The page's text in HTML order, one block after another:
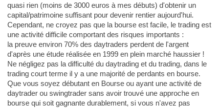
quasi rien (moins de 3000 euros à mes débuts) d'obtenir un
capital/patrimoine suffisant pour devenir rentier aujourd'hui.
Cependant, ne croyez pas que la bourse est facile, le trading est
une activité difficile comportant des risques importants :
la preuve environ 70% des daytraders perdent de l'argent
d'après une étude réalisée en 1999 en plein marché haussier !
Ne négligez pas la difficulté du daytrading et du trading, dans le
trading court terme il y a une majorité de perdants en bourse.
Que vous soyez débutant en Bourse ou ayant une activité de
daytrader ou swingtrader sans avoir trouvé une approche en
bourse qui soit gagnante durablement, si vous n'avez pas